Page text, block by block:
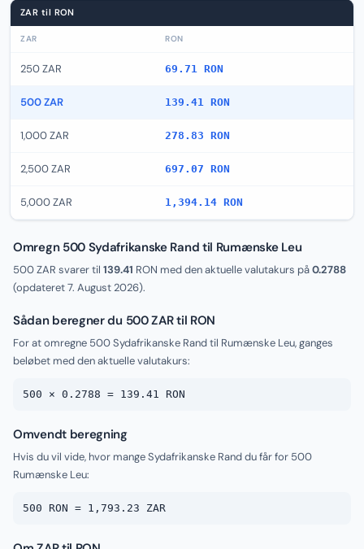
ZAR til RON
ZAR RON
250 ZAR 69.71 RON
500 ZAR 139.41 RON
1,000 ZAR 278.83 RON
2,500 ZAR 697.07 RON
5,000 ZAR 1,394.14 RON
Omregn 500 Sydafrikanske Rand til Rumænske Leu
500 ZAR svarer til 139.41 RON med den aktuelle valutakurs på0.2788
(opdateret7. August 2026).
Sådan beregner du 500 ZAR til RON
For at omregne 500 Sydafrikanske Rand til Rumænske Leu, ganges
beløbet med den aktuelle valutakurs:
500 × 0.2788 = 139.41 RON
Omvendt beregning
Hvis du vil vide, hvor mange Sydafrikanske Rand du får for 500
Rumænske Leu:
500 RON = 1,793.23 ZAR